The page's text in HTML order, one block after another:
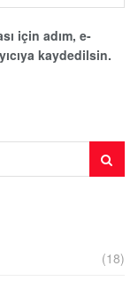
için adım, e-
kaydedilsin.
(18)